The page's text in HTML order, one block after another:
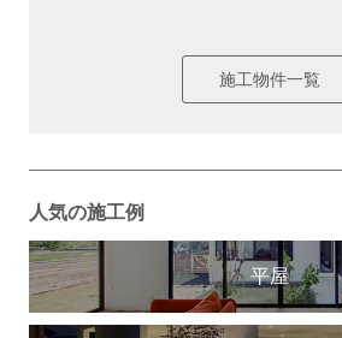
施工物件一覧
人気の施工例
平屋